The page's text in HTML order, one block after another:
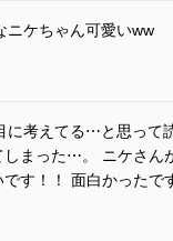
ニケちゃん可愛いww
に考えてる⋯と思って
しまった⋯。 ニケさん
す！！ 面白かったで